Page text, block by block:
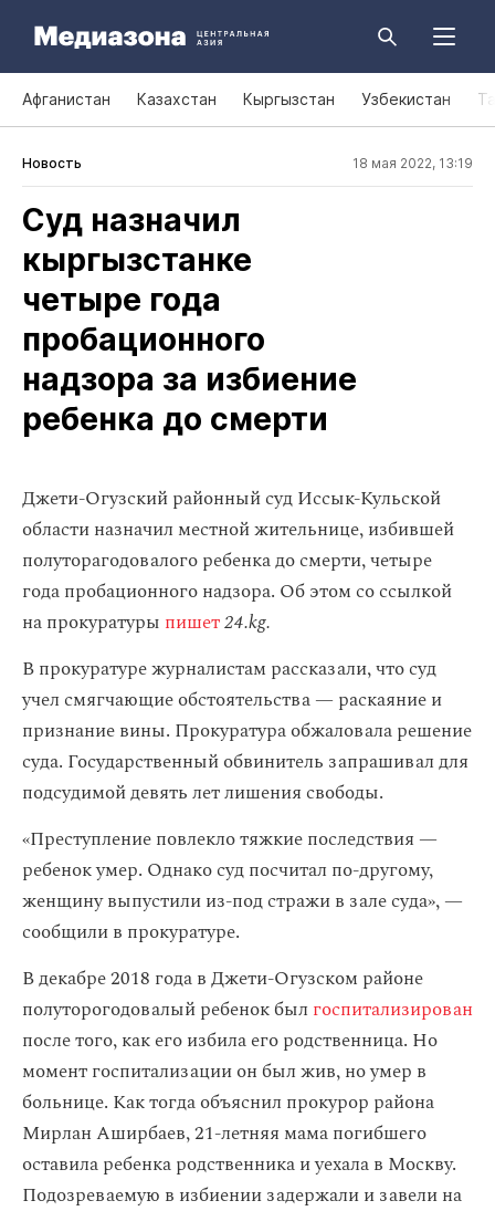
Афганистан Казахстан Кыргызстан Узбекистан
Новость 18 мая 2022, 13:19
Суд назначил
кыргызстанке
четыре года
пробационного
надзора за избиение
ребенка до смерти
Джети-Огузский районный суд Иссык-Кульской
области назначил местной жительнице, избившей
полуторагодовалого ребенка до смерти, четыре
года пробационного надзора. Об этом со ссылкой
на прокуратуры пишет24.kg.
В прокуратуре журналистам рассказали, что суд
учел смягчающие обстоятельства — раскаяние и
признание вины. Прокуратура обжаловала решение
суда. Государственный обвинитель запрашивал для
подсудимой девять лет лишения свободы.
«Преступление повлекло тяжкие последствия —
ребенок умер. Однако суд посчитал по-другому,
женщину выпустили из-под стражи в зале суда», —
сообщили в прокуратуре.
В декабре 2018 года в Джети-Огузском районе
полуторогодовалый ребенок был госпитализирован
после того, как его избила его родственница. Но
момент госпитализации он был жив, но умер в
больнице. Как тогда объяснил прокурор района
Мирлан Аширбаев, 21-летняя мама погибшего
оставила ребенка родственника и уехала в Москву.
Подозреваемую в избиении задержали и завели на